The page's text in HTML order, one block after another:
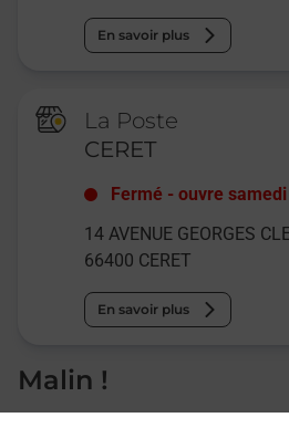
En savoir plus
La Poste
CERET
Fermé -ouvre samedi
14 AVENUE GEORGES
66400 CERET
En savoir plus
Malin !